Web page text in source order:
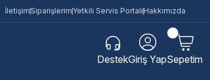
İletişimSiparişlerim Yetkili Servis Portalı Hakkımızda
DestekGiriş YapSepetim